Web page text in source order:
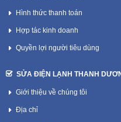
Hình thức thanh toán
Hợp tác kinh doanh
Quyền lợi người tiêu dùng
SỬA ĐIỆN LẠNH THANH
Giới thiệu về chúng tôi
Địa chỉ